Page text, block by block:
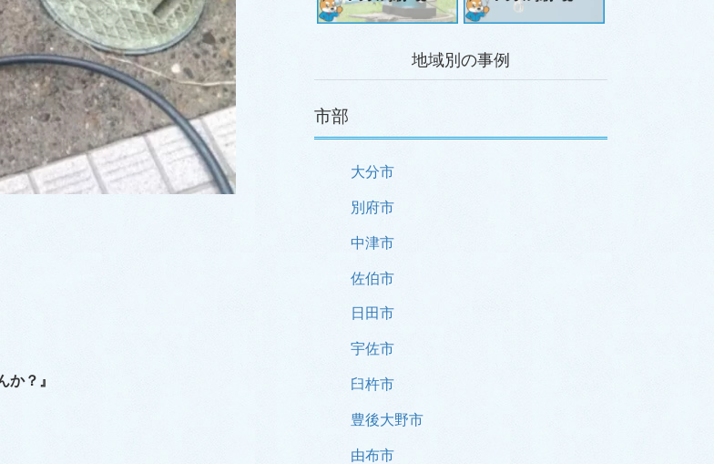
か？』
地域別の事例
市部
大分市
別府市
中津市
佐伯市
日田市
宇佐市
臼杵市
豊後大野市
由布市